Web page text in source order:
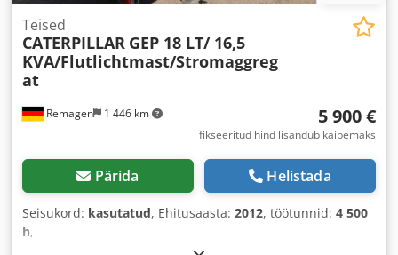
Remagen 1 446 km
Teised
CATERPILLAR GEP 18 LT/ 16,5
KVA/Flutlichtmast/Stromaggreg
at
5 900 €
fikseeritud hind lisandub käibemaks
Pärida Helistada
Seisukord: kasutatud, Ehitusaasta: 2012, töötunnid: 4 500
h,